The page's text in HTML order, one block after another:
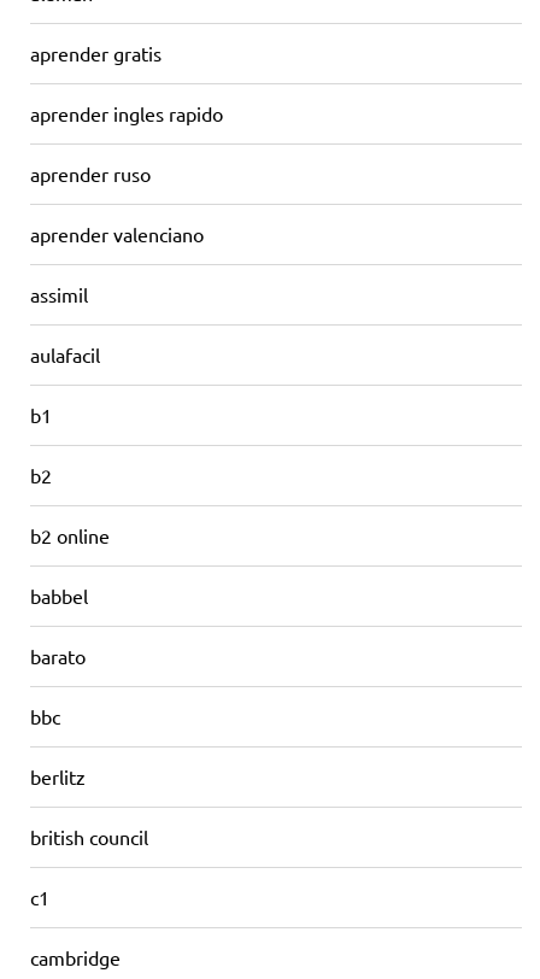
aprender gratis
aprender ingles rapido
aprender ruso
aprender valenciano
assimil
aulafacil
b1
b2
b2 online
babbel
barato
bbc
berlitz
british council
c1
cambridge